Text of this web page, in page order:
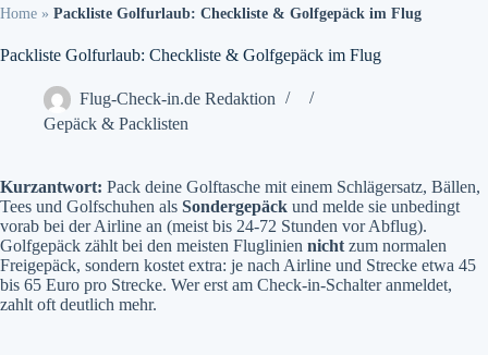
Home » Packliste Golfurlaub: Checkliste & Golfgepäck im Flug
Packliste Golfurlaub: Checkliste & Golfgepäck im Flug
Flug-Check-in.de Redaktion
Gepäck & Packlisten
Kurzantwort: Pack deine Golftasche mit einem Schlägersatz, Bällen,
Tees und Golfschuhen als Sondergepäck und melde sie unbedingt
vorab bei der Airline an (meist bis 24-72 Stunden vor Abflug).
Golfgepäck zählt bei den meisten Fluglinien nicht zum normalen
Freigepäck, sondern kostet extra: je nach Airline und Strecke etwa 45
bis 65 Euro pro Strecke. Wer erst am Check-in-Schalter anmeldet,
zahlt oft deutlich mehr.